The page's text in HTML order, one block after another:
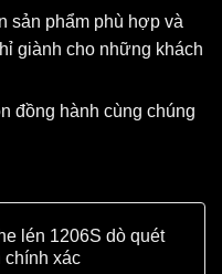
sản phẩm phù hợp và
giành cho những khách
đồng hành cùng chúng
lén 1206S dò quét
chính xác